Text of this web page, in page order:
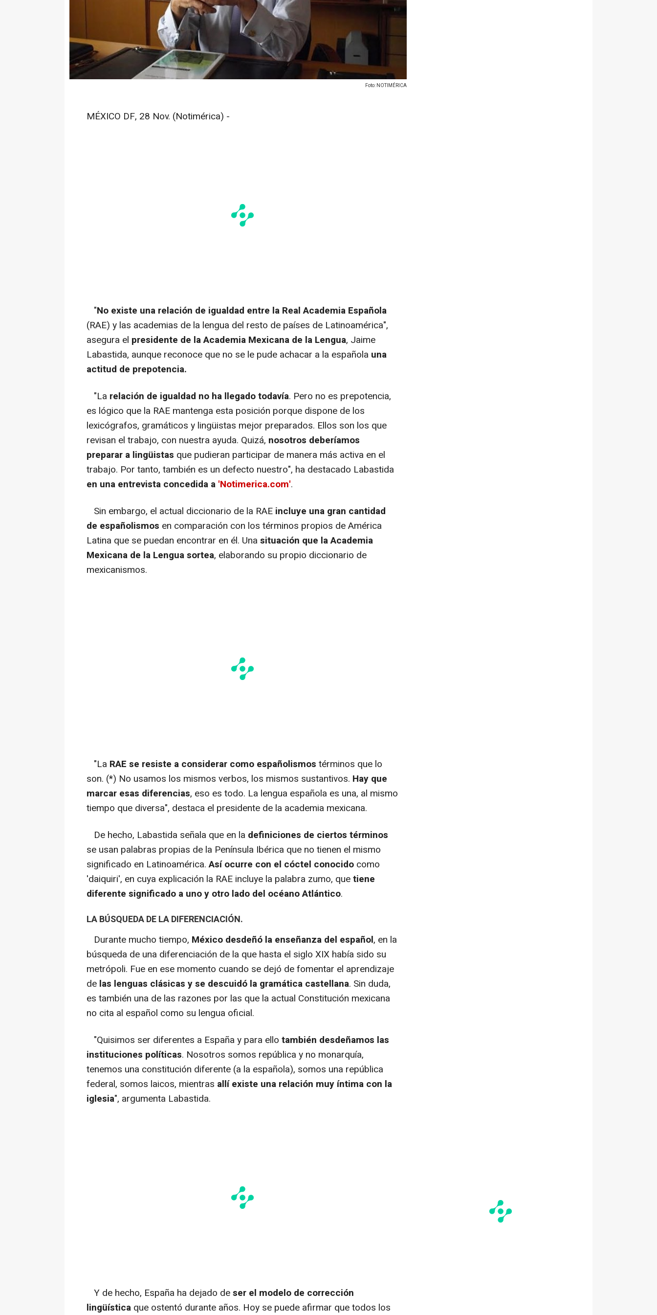
Foto: NOTIMÉRICA
MÉXICO DF, 28 Nov. (Notimérica) -
"No existe una relación de igualdad entre la Real Academia Española
(RAE) y las academias de la lengua del resto de países de Latinoamérica",
asegura el presidente de la Academia Mexicana de la Lengua, Jaime
Labastida, aunque reconoce que no se le pude achacar a la española una
actitud de prepotencia.
"La relación de igualdad no ha llegado todavía. Pero no es prepotencia,
es lógico que la RAE mantenga esta posición porque dispone de los
lexicógrafos, gramáticos y lingüistas mejor preparados. Ellos son los que
revisan el trabajo, con nuestra ayuda. Quizá, nosotros deberíamos
preparar a lingüistas que pudieran participar de manera más activa en el
trabajo. Por tanto, también es un defecto nuestro", ha destacado Labastida
en una entrevista concedida a 'Notimerica.com'.
Sin embargo, el actual diccionario de la RAE incluye una gran cantidad
de españolismos en comparación con los términos propios de América
Latina que se puedan encontrar en él. Una situación que la Academia
Mexicana de la Lengua sortea, elaborando su propio diccionario de
mexicanismos.
"La RAE se resiste a considerar como españolismos términos que lo
son. (*) No usamos los mismos verbos, los mismos sustantivos. Hay que
marcar esas diferencias, eso es todo. La lengua española es una, al mismo
tiempo que diversa", destaca el presidente de la academia mexicana.
De hecho, Labastida señala que en la definiciones de ciertos términos
se usan palabras propias de la Península Ibérica que no tienen el mismo
significado en Latinoamérica.Así ocurre con el cóctel conocido como
'daiquiri', en cuya explicación la RAE incluye la palabra zumo, quetiene
diferente significado a uno y otro lado del océano Atlántico.
LA BÚSQUEDA DE LA DIFERENCIACIÓN.
Durante mucho tiempo, México desdeñó la enseñanza del español, en la
búsqueda de una diferenciación de la que hasta el siglo XIX había sido su
metrópoli. Fue en ese momento cuando se dejó de fomentar el aprendizaje
de las lenguas clásicas y se descuidó la gramática castellana. Sin duda,
es también una de las razones por las que la actual Constitución mexicana
no cita al español como su lengua oficial.
"Quisimos ser diferentes a España y para ello también desdeñamos las
instituciones políticas. Nosotros somos república y no monarquía,
tenemos una constitución diferente (a la española), somos una república
federal, somos laicos, mientras allí existe una relación muy íntima con la
iglesia", argumenta Labastida.
Y de hecho, España ha dejado deser el modelo de corrección
lingüística que ostentó durante años. Hoy se puede afirmar que todos los